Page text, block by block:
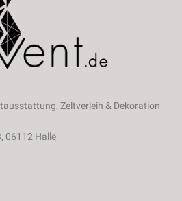
Zeltverleih & Dekoration
06112 Halle